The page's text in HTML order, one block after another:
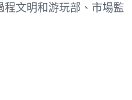
文明和游玩部、市場監